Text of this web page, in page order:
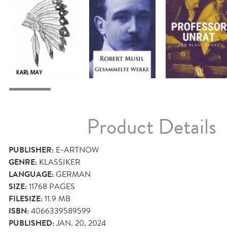
Product Details
PUBLISHER: E-ARTNOW
GENRE: KLASSIKER
LANGUAGE:GERMAN
SIZE:11768 PAGES
FILESIZE:11.9 MB
ISBN:4066339589599
PUBLISHED:JAN. 20, 2024